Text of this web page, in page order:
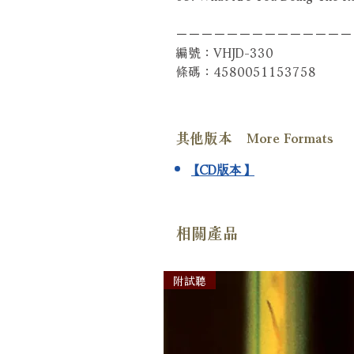
－－－－－－－－－－－－－
編號：VHJD-330
條碼：4580051153758
其他版本 More Formats
【CD版本】
相關產品
附試聽